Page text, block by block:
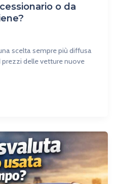
o da
scelta sempre più diffusa
delle vetture nuove